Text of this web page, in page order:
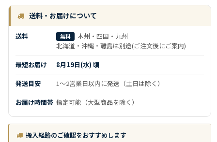
送料・お届けについて
送料 無料
本州・四国・九州
北海道・沖縄・離島は別途(ご注文後にご案内)
最短お届け 8月19日(水) 頃
発送目安 1～2営業日以内に発送（土日は除く）
お届け時間帯 指定可能（大型商品を除く）
搬入経路のご確認をおすすめします